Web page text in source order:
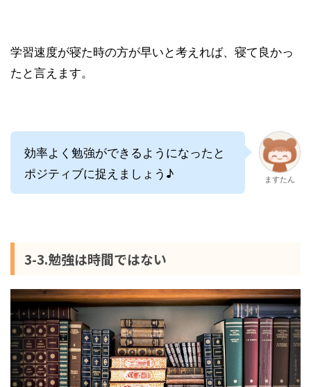
学習速度が寝た時の方が早いと考えれば、寝て良かっ
たと言えます。
効率よく勉強ができるようになったと
ポジティブに捉えましょう♪
ますたん
3-3.勉強は時間ではない